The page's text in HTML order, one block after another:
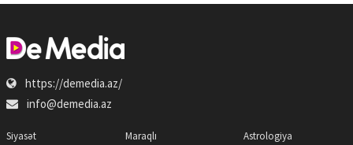
https://demedia.az/
info@demedia.az
Siyasət
Maraqlı
Astrologiya